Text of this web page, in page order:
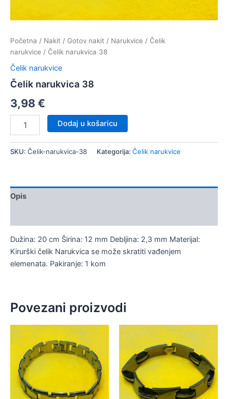
Početna / Nakit / Gotov nakit / Narukvice / Čelik
narukvice / Čelik narukvica 38
Čelik narukvice
Čelik narukvica 38
3,98€
narukvica
količina
Dodaj u košaricu
SKU: Čelik-narukvica-38 Kategorija: Čelik narukvice
Opis
Dužina: 20 cm Širina: 12 mm Debljina: 2,3 mm Materijal:
Kirurški čelik Narukvica se može skratiti vađenjem
elemenata. Pakiranje: 1 kom
Povezani proizvodi